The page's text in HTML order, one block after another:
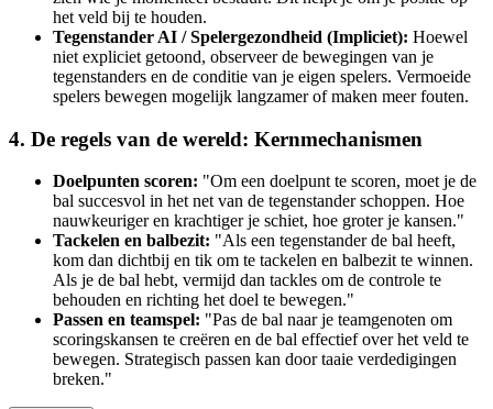
het veld bij te houden.
Tegenstander AI / Spelergezondheid (Impliciet): Hoewel
niet expliciet getoond, observeer de bewegingen van je
tegenstanders en de conditie van je eigen spelers. Vermoeide
spelers bewegen mogelijk langzamer of maken meer fouten.
4. De regels van de wereld: Kernmechanismen
Doelpunten scoren: "Om een doelpunt te scoren, moet je de
bal succesvol in het net van de tegenstander schoppen. Hoe
nauwkeuriger en krachtiger je schiet, hoe groter je kansen."
Tackelen en balbezit: "Als een tegenstander de bal heeft,
kom dan dichtbij en tik om te tackelen en balbezit te winnen.
Als je de bal hebt, vermijd dan tackles om de controle te
behouden en richting het doel te bewegen."
Passen en teamspel: "Pas de bal naar je teamgenoten om
scoringskansen te creëren en de bal effectief over het veld te
bewegen. Strategisch passen kan door taaie verdedigingen
breken."